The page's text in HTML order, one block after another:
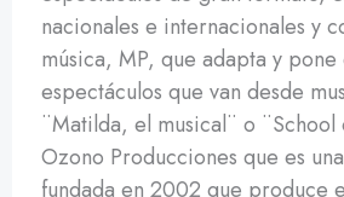
nacionales e internacionales y
música, MP, que adapta y pone
espectáculos que van desde
¨Matilda, el musical¨ o
Ozono Producciones que es
fundada en 2002 que produce